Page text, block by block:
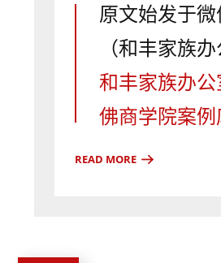
性，不做任何明示或暗示
息）。报告中所提及的所
和价格仅反映截止至报告
况，未来如有变动，恕不
势图表中提供的市场价格
券交易所的收盘价。本报
析结果出现重大不同。
原文始发于
（和丰家族办
和丰家族办
佛商学院案例
READ MORE